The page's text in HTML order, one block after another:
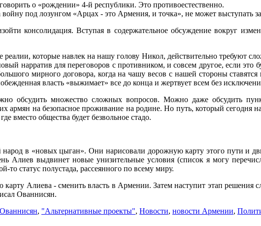
о «рождении» 4-й республики. Это противоестественно.
войну под лозунгом «Арцах - это Армения, и точка», не может выступать
консолидация. Вступая в содержательное обсуждение вокруг
реалии, которые навлек на нашу голову Никол, действительно требуют
нарратив для переговоров с противником, и совсем другое, если
мирного договора, когда на чашу весов с нашей стороны
власть «выжимает» все до конца и жертвует всем без
обсудить множество сложных вопросов. Можно даже обсудить
армян на безопасное проживание на родине. Но путь, который
вместо общества будет безвольное стадо.
в «новых цыган». Они нарисовали дорожную карту этого пути и
Алиев выдвинет новые унизительные условия (список я могу
то статус полустада, рассеянного по всему миру.
Алиева - сменить власть в Армении. Затем наступит этап
Ованнисян.
, "Альтернативные проекты", Новости, новости Армении,